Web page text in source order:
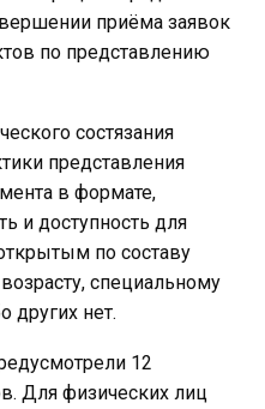
приёма заявок
по представлению
состязания
представления
в формате,
и доступность для
по составу
специальному
других нет.
12
Для физических лиц